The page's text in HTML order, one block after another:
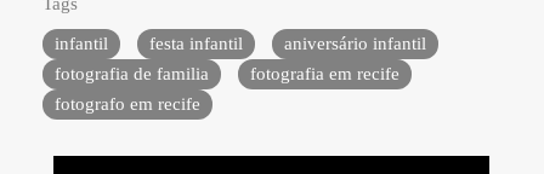
infantil festa infantil
aniversário infantil
fotografia de familia
fotografia em recife
fotografo em recife